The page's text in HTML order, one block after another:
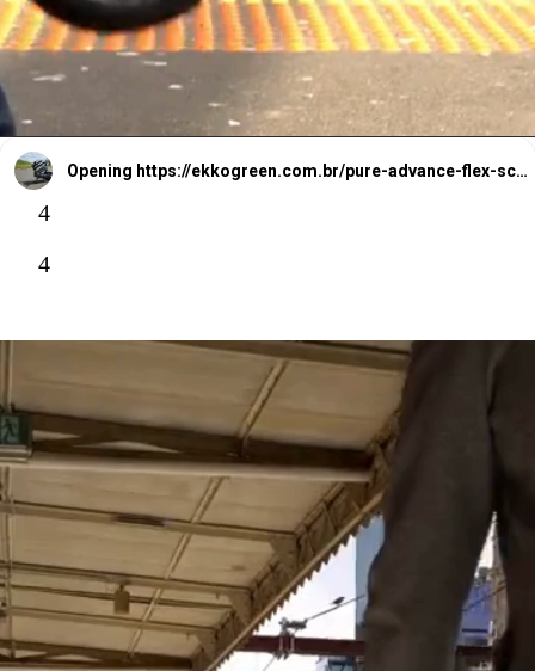
Opening https://ekkogreen.com.br/pure-advance-flex-scooter-eletrica-dobravel/?utm_source=google&utm_medium=web-stories&utm_campaign=scooter-eletrica
4
4